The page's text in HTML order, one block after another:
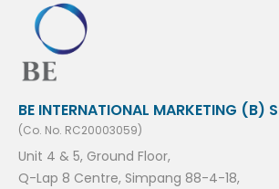
BE INTERNATIONAL MARKETING (B)
(Co. No. RC20003059)
Unit 4 & 5, Ground Floor,
Q-Lap 8 Centre, Simpang 88-4-18,